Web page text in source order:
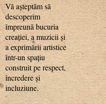
Vă așteptăm să
descoperim
împreună bucuria
creației, a muzicii și
a exprimării artistice
într-un spațiu
construit pe respect,
încredere și
incluziune.